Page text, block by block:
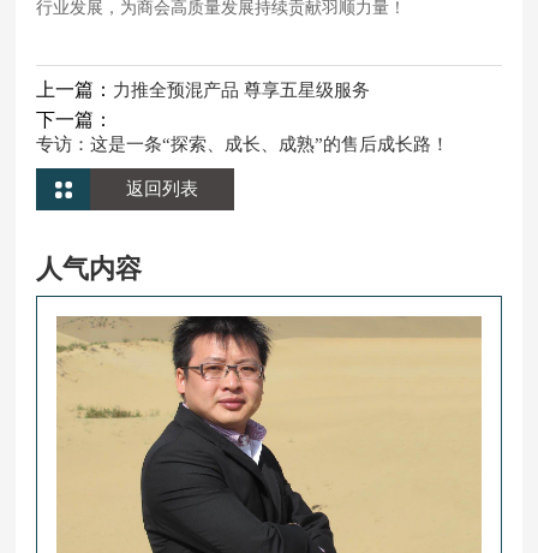
行业发展，为商会高质量发展持续贡献羽顺力量！
上一篇： 力推全预混产品 尊享五星级服务
下一篇：
专访：这是一条“探索、成长、成熟”的售后成长路！
返回列表
人气内容